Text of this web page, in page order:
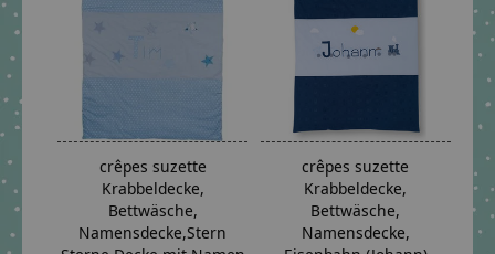
crêpes suzette
Krabbeldecke,
Bettwäsche,
Namensdecke,Stern
crêpes suzette
Krabbeldecke,
Bettwäsche,
Namensdecke,